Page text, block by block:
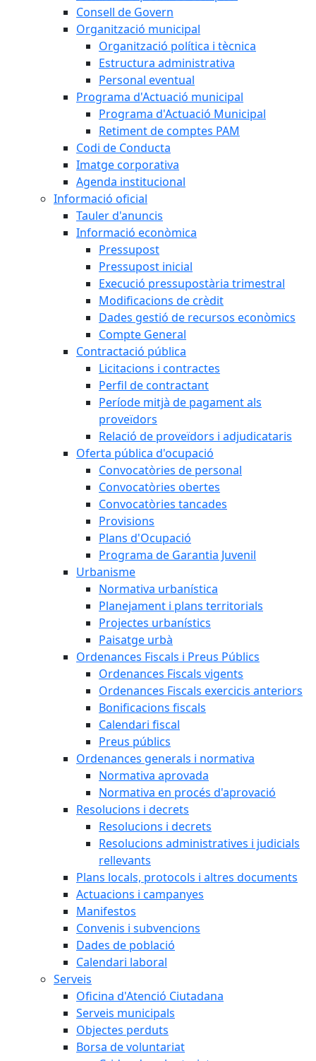
Consell de Govern
Organització municipal
Organització política i tècnica
Estructura administrativa
Personal eventual
Programa d'Actuació municipal
Programa d'Actuació Municipal
Retiment de comptes PAM
Codi de Conducta
Imatge corporativa
Agenda institucional
Informació oficial
Tauler d'anuncis
Informació econòmica
Pressupost
Pressupost inicial
Execució pressupostària trimestral
Modificacions de crèdit
Dades gestió de recursos econòmics
Compte General
Contractació pública
Licitacions i contractes
Perfil de contractant
Període mitjà de pagament als
proveïdors
Relació de proveïdors i adjudicataris
Oferta pública d'ocupació
Convocatòries de personal
Convocatòries obertes
Convocatòries tancades
Provisions
Plans d'Ocupació
Programa de Garantia Juvenil
Urbanisme
Normativa urbanística
Planejament i plans territorials
Projectes urbanístics
Paisatge urbà
Ordenances Fiscals i Preus Públics
Ordenances Fiscals vigents
Ordenances Fiscals exercicis anteriors
Bonificacions fiscals
Calendari fiscal
Preus públics
Ordenances generals i normativa
Normativa aprovada
Normativa en procés d'aprovació
Resolucions i decrets
Resolucions i decrets
Resolucions administratives i judicials
rellevants
Plans locals, protocols i altres documents
Actuacions i campanyes
Manifestos
Convenis i subvencions
Dades de població
Calendari laboral
Serveis
Oficina d'Atenció Ciutadana
Serveis municipals
Objectes perduts
Borsa de voluntariat